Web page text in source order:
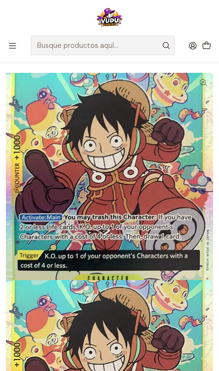
🚀 ¡Despachamos a todo Chile! Envío GRATIS a Regiones sobre
$100.000 y a RM sobre $35.000
Juegos de Cartas TCG One Piece Cartas One Piece
Monkey.D.Luffy (109) - 500 Years in the Future (OP07)